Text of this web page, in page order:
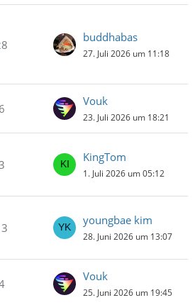
buddhabas
27. Juli 2026 um 11:18
6
Vouk
23. Juli 2026 um 18:21
KingTom
1. Juli 2026 um 05:12
youngbae kim
28. Juni 2026 um 13:07
Vouk
25. Juni 2026 um 19:45